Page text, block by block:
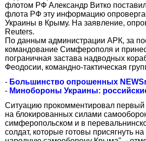
флотом РФ Александр Витко
флота РФ эту информацию
Украины в Крыму. На заявление,
Reuters.
По данным администрации АРК, за
командование Симферополя и
пограничная застава надводных
Феодосии, командно-тактическая
- Большинство опрошенных
- Минобороны Украины:
Ситуацию прокомментировал
на блокированных силами
симферопольском и в
солдат, которые готовы присягнуть